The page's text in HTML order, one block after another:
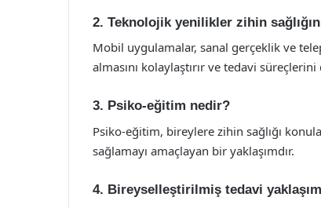
2. Teknolojik yenilikler zihin
Mobil uygulamalar, sanal gerçeklik ve
almasını kolaylaştırır ve tedavi
3. Psiko-eğitim nedir?
Psiko-eğitim, bireylere zihin sağlığı
sağlamayı amaçlayan bir yaklaşımdır.
4. Bireyselleştirilmiş tedavi